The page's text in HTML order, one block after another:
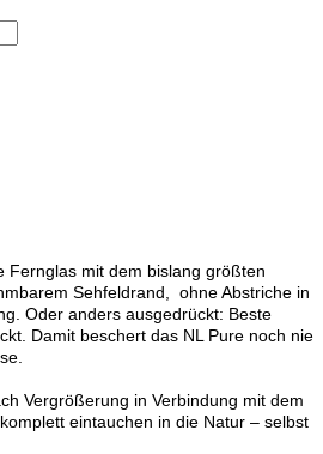
Fernglas mit dem bislang größten
Sehfeldrand, ohne Abstriche in
Oder anders ausgedrückt: Beste
Damit beschert das NL Pure noch nie
Vergrößerung in Verbindung mit dem
eintauchen in die Natur – selbst